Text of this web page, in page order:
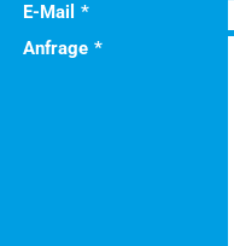
E-Mail *
Anfrage *